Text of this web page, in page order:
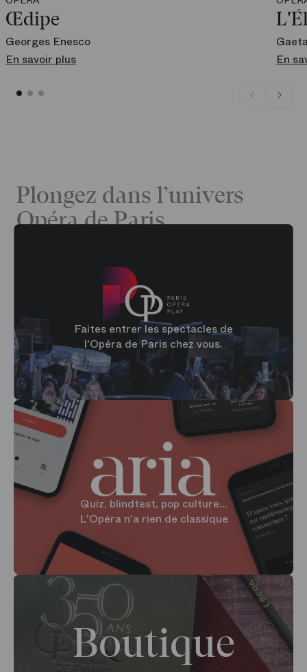
Œdipe
Georges Enesco
En savoir plus
En
Plongez dans l’univers
Opéra de Paris
Faites entrer les spectacles de
l'Opéra de Paris chez vous.
Quiz, blindtest, pop culture...
L'Opéra n'a rien de classique
Boutique